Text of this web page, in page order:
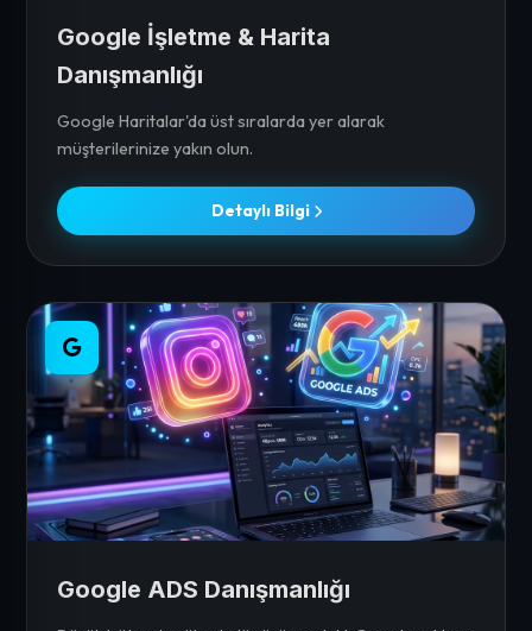
Google İşletme & Harita
Danışmanlığı
Google Haritalar'da üst sıralarda yer alarak
müşterilerinize yakın olun.
Detaylı Bilgi
Google ADS Danışmanlığı